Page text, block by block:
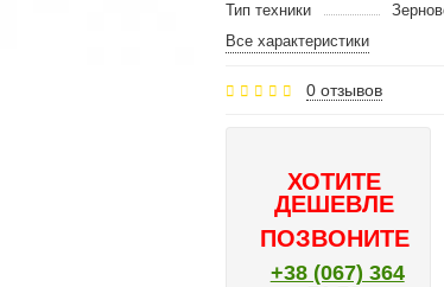
Тип техники
Все характеристики
0 отзывов
ХОТИТЕ
ДЕШЕВЛЕ
ПОЗВОНИТЕ
+38 (067) 364